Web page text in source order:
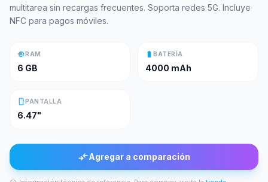
multitarea sin recargas frecuentes. Soporta redes 5G. Incluye
NFC para pagos móviles.
memoryRAM
6 GB
battery_full BATERÍA
4000 mAh
smartphonePANTALLA
6.47"
compare_arrowsAgregar a comparación